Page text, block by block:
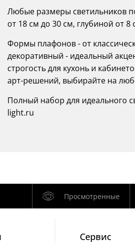
Любые размеры светильников
от 18 см до 30 см, глубиной от 8
Формы плафонов - от
декоративный - идеальный
строгость для кухонь и
арт-решений, выбирайте на
Полный набор для идеального
light.ru
Просмотренные
Cервис